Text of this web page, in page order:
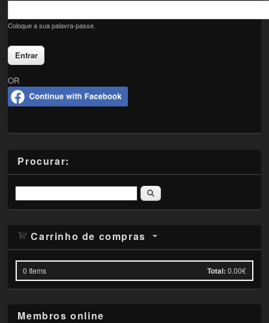
Coloque a sua palavra-passe.
OR
Procurar:
Pesquisar
Carrinho de compras
0 Items Total: 0.00€
Membros online